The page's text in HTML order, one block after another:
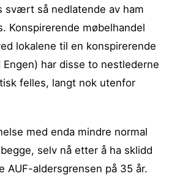
svært så nedlatende av ham
Konspirerende møbelhandel
lokalene til en konspirerende
har disse to nestlederne
felles, langt nok utenfor
med enda mindre normal
selv nå etter å ha sklidd
AUF-aldersgrensen på 35 år.